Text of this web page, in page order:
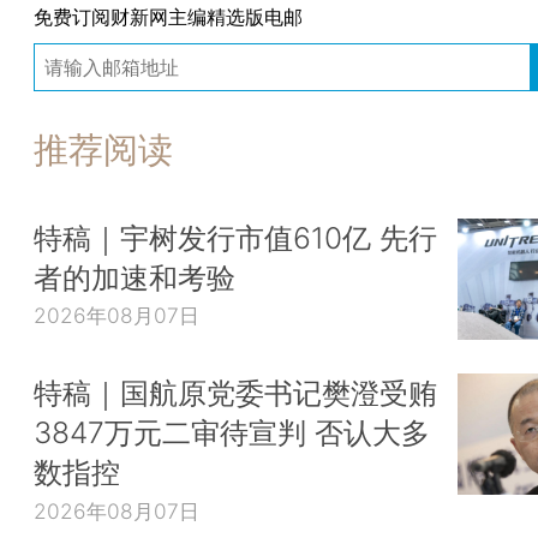
免费订阅财新网主编精选版电邮
推荐阅读
特稿｜宇树发行市值610亿 先行
者的加速和考验
2026年08月07日
特稿｜国航原党委书记樊澄受贿
3847万元二审待宣判 否认大多
数指控
2026年08月07日